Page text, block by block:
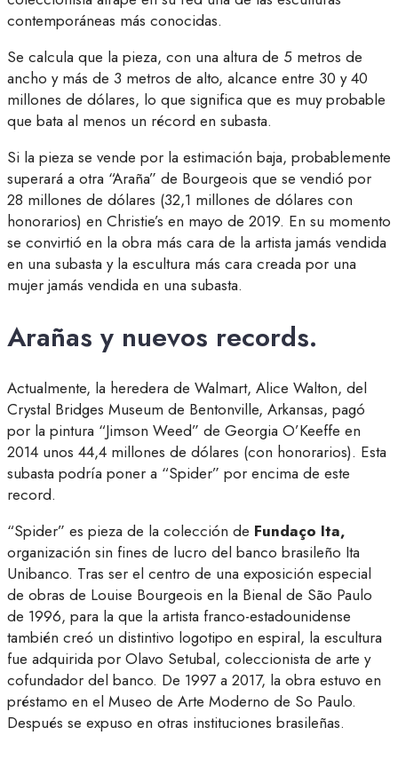
contemporáneas más conocidas.
Se calcula que la pieza, con una altura de 5 metros de
ancho y más de 3 metros de alto, alcance entre 30 y 40
millones de dólares, lo que significa que es muy probable
que bata al menos un récord en subasta.
Si la pieza se vende por la estimación baja, probablemente
superará a otra “Araña” de Bourgeois que se vendió por
28 millones de dólares (32,1 millones de dólares con
honorarios) en Christie’s en mayo de 2019. En su momento
se convirtió en la obra más cara de la artista jamás vendida
en una subasta y la escultura más cara creada por una
mujer jamás vendida en una subasta.
Arañas y nuevos records.
Actualmente, la heredera de Walmart, Alice Walton, del
Crystal Bridges Museum de Bentonville, Arkansas, pagó
por la pintura “Jimson Weed” de Georgia O’Keeffe en
2014 unos 44,4 millones de dólares (con honorarios). Esta
subasta podría poner a “Spider” por encima de este
record.
“Spider” es pieza de la colección de Fundaço Ita,
organización sin fines de lucro del banco brasileño Ita
Unibanco. Tras ser el centro de una exposición especial
de obras de Louise Bourgeois en la Bienal de São Paulo
de 1996, para la que la artista franco-estadounidense
también creó un distintivo logotipo en espiral, la escultura
fue adquirida por Olavo Setubal, coleccionista de arte y
cofundador del banco. De 1997 a 2017, la obra estuvo en
préstamo en el Museo de Arte Moderno de So Paulo.
Después se expuso en otras instituciones brasileñas.